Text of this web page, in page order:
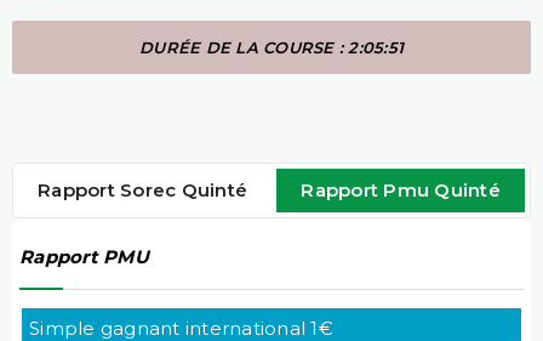
DURÉE DE LA COURSE : 2:05:51
Rapport Sorec Quinté Rapport Pmu Quinté
Rapport PMU
Simple gagnant international 1€